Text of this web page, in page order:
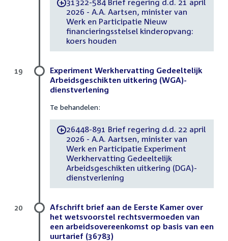
-31322-584 Brief regering d.d. 21 april
2026 - A.A. Aartsen, minister van
Werk en Participatie Nieuw
financieringsstelsel kinderopvang:
koers houden
Experiment Werkhervatting Gedeeltelijk
Arbeidsgeschikten uitkering (WGA)-
dienstverlening
Te behandelen:
-26448-891 Brief regering d.d. 22 april
2026 - A.A. Aartsen, minister van
Werk en Participatie Experiment
Werkhervatting Gedeeltelijk
Arbeidsgeschikten uitkering (DGA)-
dienstverlening
19
Afschrift brief aan de Eerste Kamer over
het wetsvoorstel rechtsvermoeden van
een arbeidsovereenkomst op basis van een
uurtarief (36783)
20